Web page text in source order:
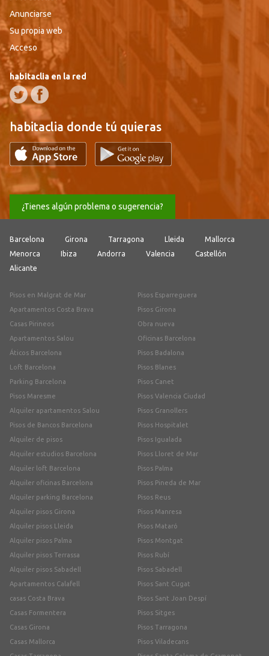
Anunciarse
Su propia web
Acceso
habitaclia en la red
habitaclia donde tú quieras
¿Tienes algún problema o sugerencia?
Barcelona Girona Tarragona Lleida
Mallorca
Menorca
Ibiza Andorra Valencia
Castellón
Alicante
Pisos en Malgrat de Mar
Apartamentos Costa Brava
Casas Pirineos
Apartamentos Salou
Áticos Barcelona
Loft Barcelona
Parking Barcelona
Pisos Maresme
Alquiler apartamentos Salou
Pisos de Bancos Barcelona
Alquiler de pisos
Alquiler estudios Barcelona
Alquiler loft Barcelona
Alquiler oficinas Barcelona
Alquiler parking Barcelona
Alquiler pisos Girona
Alquiler pisos Lleida
Alquiler pisos Palma
Alquiler pisos Terrassa
Alquiler pisos Sabadell
Apartamentos Calafell
casas Costa Brava
Casas Formentera
Casas Girona
Casas Mallorca
Pisos Esparreguera
Pisos Girona
Obra nueva
Oficinas Barcelona
Pisos Badalona
Pisos Blanes
Pisos Canet
Pisos Valencia Ciudad
Pisos Granollers
Pisos Hospitalet
Pisos Igualada
Pisos Lloret de Mar
Pisos Palma
Pisos Pineda de Mar
Pisos Reus
Pisos Manresa
Pisos Mataró
Pisos Montgat
Pisos Rubí
Pisos Sabadell
Pisos Sant Cugat
Pisos Sant Joan Despí
Pisos Sitges
Pisos Tarragona
Pisos Viladecans